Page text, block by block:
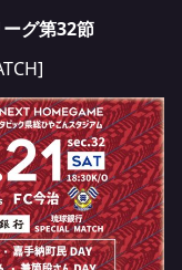
グ第32節